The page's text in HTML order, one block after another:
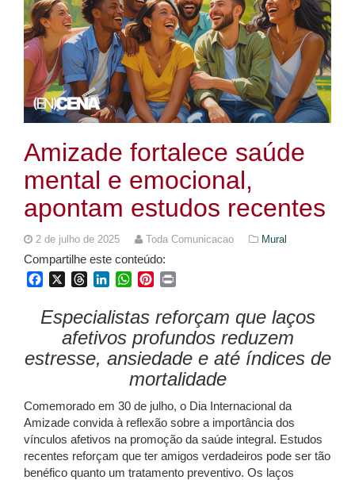
Amizade fortalece saúde
mental e emocional,
apontam estudos recentes
2 de julho de 2025 Toda Comunicacao Mural
Compartilhe este conteúdo:
FacebookThreadsLinkedInWhatsApp
Pinterest
Especialistas reforçam que laços
afetivos profundos reduzem
estresse, ansiedade e até índices de
mortalidade
Comemorado em 30 de julho, o Dia Internacional da
Amizade convida à reflexão sobre a importância dos
vínculos afetivos na promoção da saúde integral. Estudos
recentes reforçam que ter amigos verdadeiros pode ser tão
benéfico quanto um tratamento preventivo. Os laços